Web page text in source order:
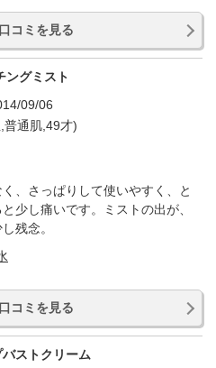
コミを見る
ングミスト
09/06
普通肌,49才)
、さっぱりして使いやすく、と
少し痛いです。ミストの出が、
残念。
コミを見る
ストクリーム